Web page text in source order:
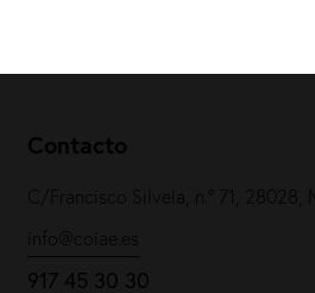
Contacto
C/Francisco Silvela, n.º 71, 28028,
917 45 30 30